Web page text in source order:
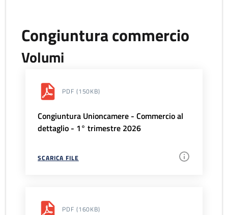
Congiuntura commercio
Volumi
PDF (150KB)
Congiuntura Unioncamere - Commercio al
dettaglio - 1° trimestre 2026
SCARICA FILE
PDF (160KB)